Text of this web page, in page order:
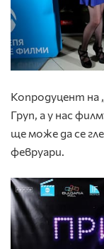
Копродуцент на
Груп, а у нас
ще може да се
февруари.